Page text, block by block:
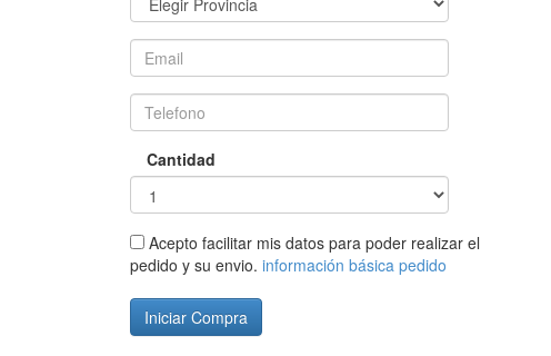
Cantidad
Acepto facilitar mis datos para poder realizar el
pedido y su envio. información básica pedido
Iniciar Compra